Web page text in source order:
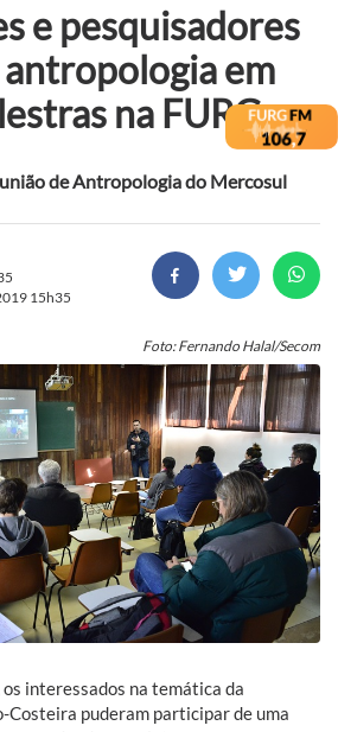
e pesquisadores
em
na FURG
de Antropologia do Mercosul
15h35
Foto: Fernando Halal/Secom
interessados na temática da
puderam participar de uma